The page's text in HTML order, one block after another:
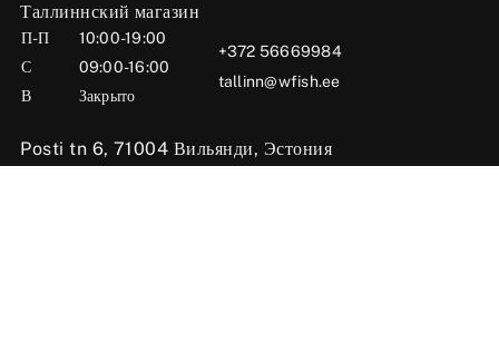
Таллиннский магазин
П-П
10:00-19:00
С
09:00-16:00
В
Закрыто
+372 56669984
tallinn@wfish.ee
Posti tn 6, 71004 Вильянди, Эстония